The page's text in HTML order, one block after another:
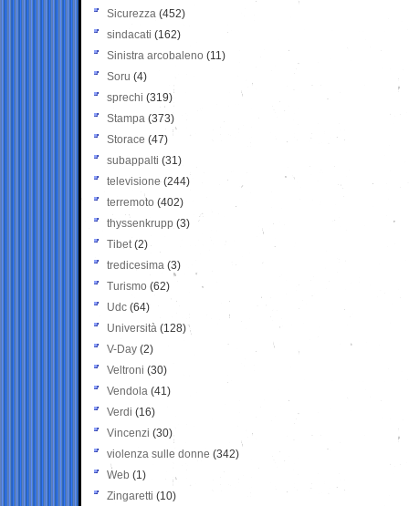
Sicurezza (452)
sindacati (162)
Sinistra arcobaleno (11)
Soru (4)
sprechi (319)
Stampa (373)
Storace (47)
subappalti (31)
televisione(244)
terremoto (402)
thyssenkrupp (3)
Tibet(2)
tredicesima (3)
Turismo (62)
Udc (64)
Università (128)
V-Day (2)
Veltroni (30)
Vendola (41)
Verdi (16)
Vincenzi (30)
violenza sulle donne (342)
Web (1)
Zingaretti (10)